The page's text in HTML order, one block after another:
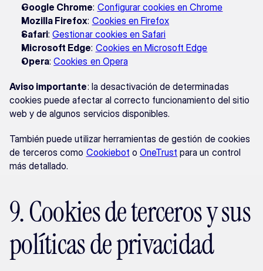
Google Chrome: Configurar cookies en Chrome
Mozilla Firefox: Cookies en Firefox
Safari: Gestionar cookies en Safari
Microsoft Edge: Cookies en Microsoft Edge
Opera: Cookies en Opera
Aviso importante: la desactivación de determinadas
cookies puede afectar al correcto funcionamiento del sitio
web y de algunos servicios disponibles.
También puede utilizar herramientas de gestión de cookies
de terceros como Cookiebot o OneTrust para un control
más detallado.
9. Cookies de terceros y sus
políticas de privacidad